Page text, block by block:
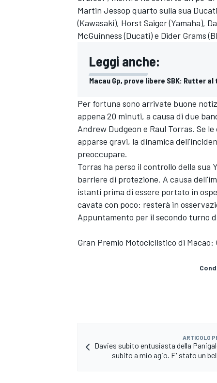
Martin Jessop quarto sulla sua
(Kawasaki), Horst Saiger (Yamaha),
McGuinness (Ducati) e Dider Grams
Leggi anche:
Macau Gp, prove libere SBK: Rutter
Per fortuna sono arrivate buone
appena 20 minuti, a causa di due
Andrew Dudgeon e Raul Torras. Se
apparse gravi, la dinamica
preoccupare.
Torras ha perso il controllo della sua
barriere di protezione. A causa
istanti prima di essere portato in
cavata con poco: resterà in
Appuntamento per il secondo turno
Gran Premio Motociclistico di Macao:
ARTICOLO
Davies subito entusiasta della
subito a mio agio. E' stato un